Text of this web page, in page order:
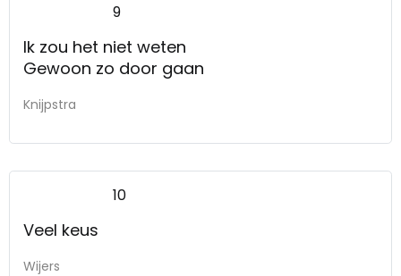
9
Ik zou het niet weten
Gewoon zo door gaan
Knijpstra
10
Veel keus
Wijers